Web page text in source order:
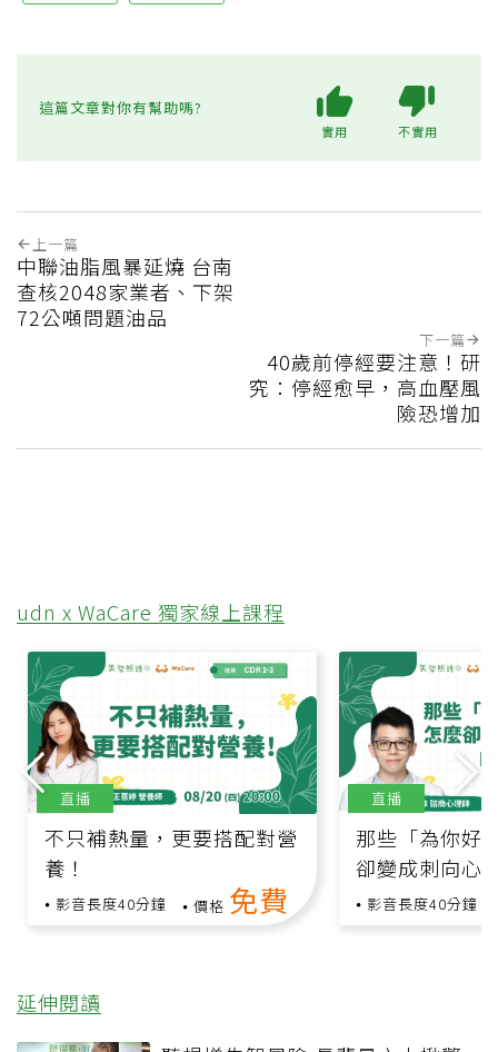
這篇文章對你有幫助嗎?
實用 不實用
上一篇
中聯油脂風暴延燒 台南
查核2048家業者、下架
72公噸問題油品
下一篇
40歲前停經要注意！研
究：停經愈早，高血壓風
險恐增加
udn x WaCare 獨家線上課程
不只補熱量，更要搭配對營
養！
影音長度40分鐘 價格 免費
直播
那些「為你好
卻變成刺向心
影音長度40分鐘
直播
延伸閱讀